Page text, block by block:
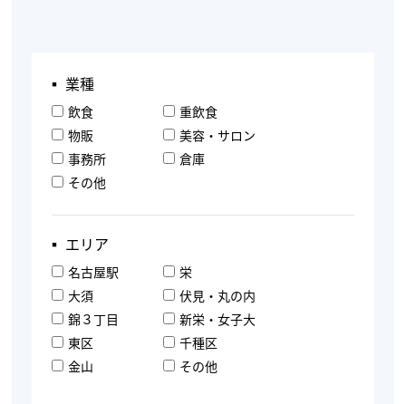
▪︎ 業種
飲食
重飲食
物販
美容・サロン
事務所
倉庫
その他
▪︎ エリア
名古屋駅
栄
大須
伏見・丸の内
錦３丁目
新栄・女子大
東区
千種区
金山
その他